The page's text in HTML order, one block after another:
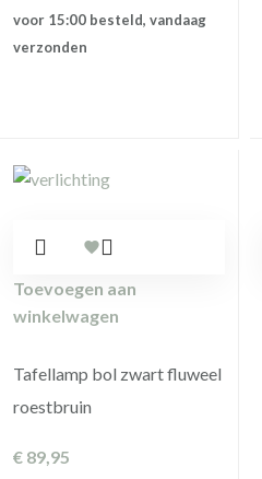
voor 15:00 besteld, vandaag
verzonden
Toevoegen aan
winkelwagen
Tafellamp bol zwart fluweel
roestbruin
€ 89,95